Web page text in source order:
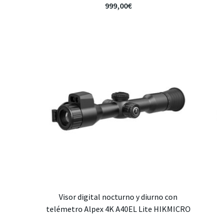
999,00€
Visor digital nocturno y diurno con
telémetro Alpex 4K A40EL Lite HIKMICRO